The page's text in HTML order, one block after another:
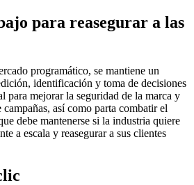
para reasegurar a las
programático, se mantiene un
identificación y toma de decisiones
para mejorar la seguridad de la marca y
así como parta combatir el
debe mantenerse si la industria quiere
a escala y reasegurar a sus clientes